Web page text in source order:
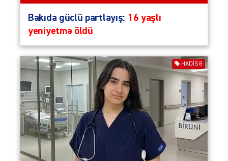
Bakıda güclü partlayış: 16 yaşlı
yeniyetmə öldü
HADISƏ